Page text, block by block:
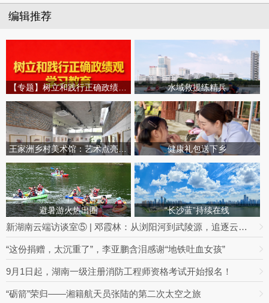
编辑推荐
水域救援练精兵
王家洲乡村美术馆：艺术点亮田园乡村 健康礼包送下乡
避暑游火热出圈 “长沙蓝”持续在线
新湖南云端访谈室⑤ | 邓霞林：从浏阳河到武陵源，追逐云海的光影之路
“这份捐赠，太沉重了”，李亚鹏含泪感谢“地铁吐血女孩”
9月1日起，湖南一级注册消防工程师资格考试开始报名！
“砺箭”荣归——湘籍航天员张陆的第二次太空之旅